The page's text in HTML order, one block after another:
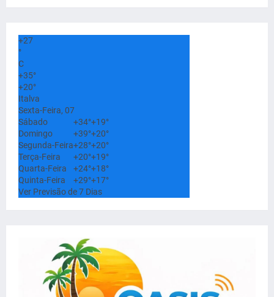
+27
°
C
+35°
+20°
Italva
Sexta-Feira, 07
Sábado
+34°+19°
Domingo
+39°+20°
Segunda-Feira+28°+20°
Terça-Feira
+20°+19°
Quarta-Feira
+24°+18°
Quinta-Feira
+29°+17°
Ver Previsão de 7 Dias